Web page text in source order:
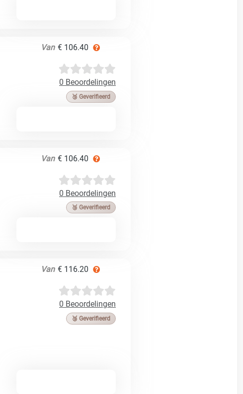
Van € 106.40
0 Beoordelingen
🥉 Geverifieerd
Van € 106.40
0 Beoordelingen
🥉 Geverifieerd
Van € 116.20
0 Beoordelingen
🥉 Geverifieerd